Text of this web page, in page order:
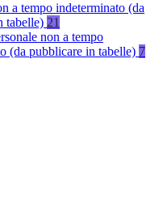
a tempo indeterminato (da
tabelle) 21
non a tempo
(da pubblicare in tabelle) 7